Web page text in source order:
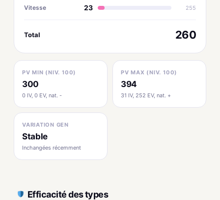
Vitesse 23 255
Total 260
PV MIN (NIV. 100)
300
0 IV, 0 EV, nat. -
PV MAX (NIV. 100)
394
31 IV, 252 EV, nat. +
VARIATION GEN
Stable
Inchangées récemment
Efficacité des types